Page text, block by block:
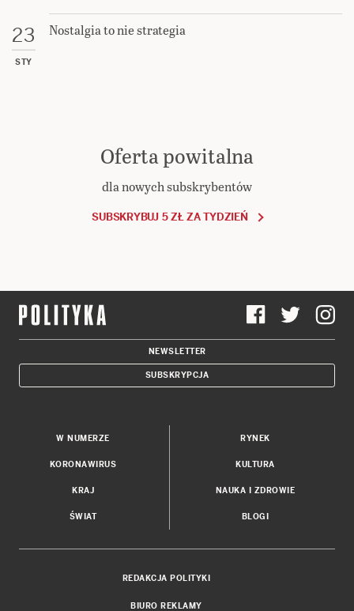
23
STY
Nostalgia to nie strategia
Oferta powitalna
dla nowych subskrybentów
SUBSKRYBUJ 5 ZŁ ZA TYDZIEŃ
NEWSLETTER
SUBSKRYPCJA
W NUMERZE
KORONAWIRUS
KRAJ
ŚWIAT
RYNEK
KULTURA
NAUKA I ZDROWIE
BLOGI
REDAKCJA POLITYKI
BIURO REKLAMY